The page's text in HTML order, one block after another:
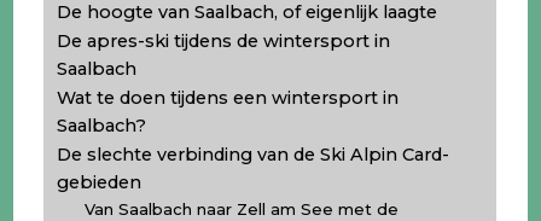
De hoogte van Saalbach, of eigenlijk laagte
De apres-ski tijdens de wintersport in
Saalbach
Wat te doen tijdens een wintersport in
Saalbach?
De slechte verbinding van de Ski Alpin Card-
gebieden
Van Saalbach naar Zell am See met de